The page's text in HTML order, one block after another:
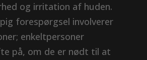
og irritation af huden.
forespørgsel involverer
enkeltpersoner
på, om de er nødt til at